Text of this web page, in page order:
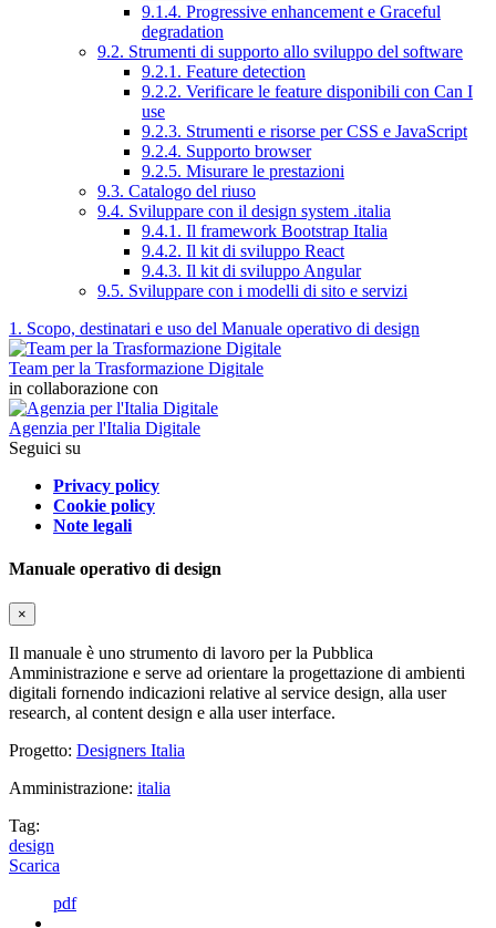
9.1.4. Progressive enhancement e Graceful
degradation
9.2. Strumenti di supporto allo sviluppo del software
9.2.1. Feature detection
9.2.2. Verificare le feature disponibili con Can I
use
9.2.3. Strumenti e risorse per CSS e JavaScript
9.2.4. Supporto browser
9.2.5. Misurare le prestazioni
9.3. Catalogo del riuso
9.4. Sviluppare con il design system .italia
9.4.1. Il framework Bootstrap Italia
9.4.2. Il kit di sviluppo React
9.4.3. Il kit di sviluppo Angular
9.5. Sviluppare con i modelli di sito e servizi
1. Scopo, destinatari e uso del Manuale operativo di design
Team per la Trasformazione Digitale
in collaborazione con
Agenzia per l'Italia Digitale
Seguici su
Privacy policy
Cookie policy
Note legali
Manuale operativo di design
×
Il manuale è uno strumento di lavoro per la Pubblica
Amministrazione e serve ad orientare la progettazione di ambienti
digitali fornendo indicazioni relative al service design, alla user
research, al content design e alla user interface.
Progetto: Designers Italia
Amministrazione: italia
Tag:
design
Scarica
pdf